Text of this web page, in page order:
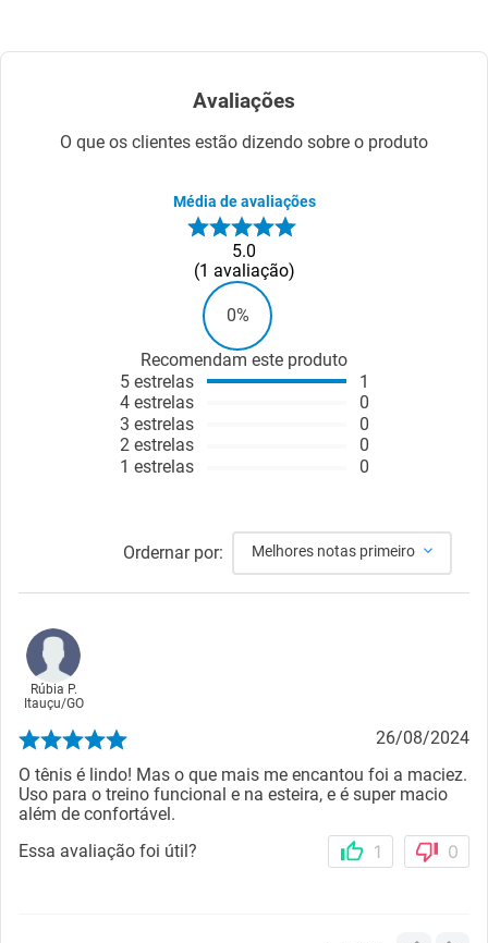
Avaliações
O que os clientes estão dizendo sobre o produto
Média de avaliações
5.0
1 avaliação
0%
Recomendam este produto
5 estrelas
4 estrelas
3 estrelas
2 estrelas
1 estrelas
1
0
0
0
0
Ordernar por: Melhores notas primeiro
Rúbia P.
Itauçu/GO
26/08/2024
O tênis é lindo! Mas o que mais me encantou foi a maciez.
Uso para o treino funcional e na esteira, e é super macio
além de confortável.
Essa avaliação foi útil?
1 0